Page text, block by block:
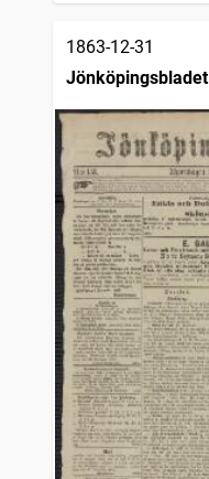
1863-12-31
Jönköpingsbladet